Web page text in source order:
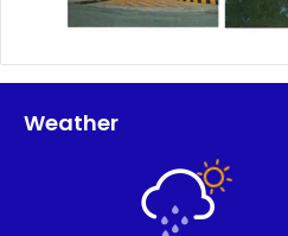
Weather